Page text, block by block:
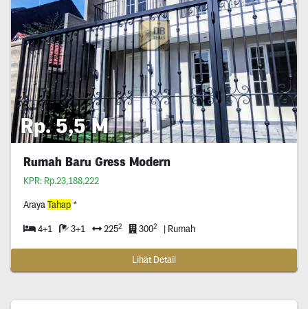
Rp. 5,5 M
Rumah Baru Gress Modern
KPR: Rp.23,188,222
Araya Tahap*
4+1 3+1 2252 3002 | Rumah
Lihat Detail